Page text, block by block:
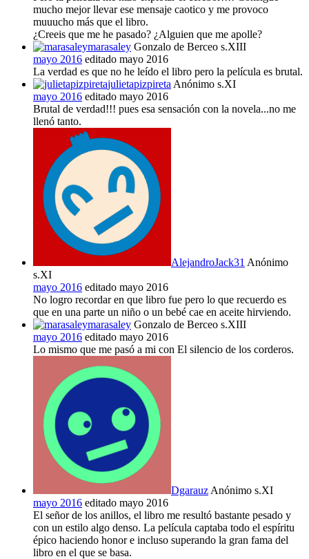
mucho mejor llevar ese mensaje caotico y me provoco
muuucho más que el libro.
¿Creeis que me he pasado? ¿Alguien que me apolle?
marasaley Gonzalo de Berceo s.XIII
mayo 2016 editado mayo 2016
La verdad es que no he leído el libro pero la película es brutal.
julietapizpireta Anónimo s.XI
mayo 2016 editado mayo 2016
Brutal de verdad!!! pues esa sensación con la novela...no me
llenó tanto.
AlejandroJack31 Anónimo
s.XI
mayo 2016 editado mayo 2016
No logro recordar en que libro fue pero lo que recuerdo es
que en una parte un niño o un bebé cae en aceite hirviendo.
marasaley Gonzalo de Berceo s.XIII
mayo 2016 editado mayo 2016
Lo mismo que me pasó a mi con El silencio de los corderos.
Dgarauz Anónimo s.XI
mayo 2016 editado mayo 2016
El señor de los anillos, el libro me resultó bastante pesado y
con un estilo algo denso. La película captaba todo el espíritu
épico haciendo honor e incluso superando la gran fama del
libro en el que se basa.